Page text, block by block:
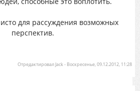
для рассуждения возможных
перспектив.
Отредактировал Jack- Воскресенье, 09.12.2012, 11:28